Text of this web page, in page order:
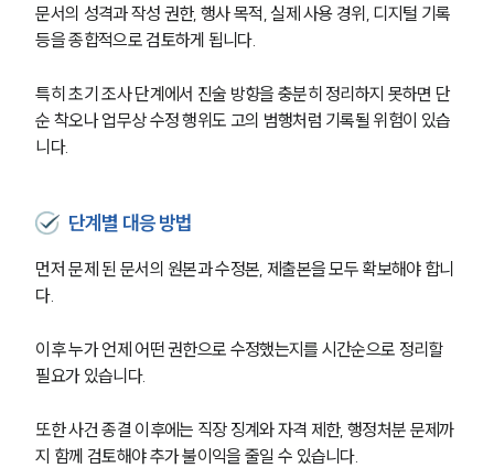
대륜법률상담예약
대륜법률상담예약
문서의 성격과 작성 권한, 행사 목적, 실제 사용 경위, 디지털 기록
등을 종합적으로 검토하게 됩니다.
특히 초기 조사 단계에서 진술 방향을 충분히 정리하지 못하면 단
순 착오나 업무상 수정 행위도 고의 범행처럼 기록될 위험이 있습
니다.
단계별 대응 방법
먼저 문제 된 문서의 원본과 수정본, 제출본을 모두 확보해야 합니
다.
이후 누가 언제 어떤 권한으로 수정했는지를 시간순으로 정리할
필요가 있습니다.
또한 사건 종결 이후에는 직장 징계와 자격 제한, 행정처분 문제까
지 함께 검토해야 추가 불이익을 줄일 수 있습니다.